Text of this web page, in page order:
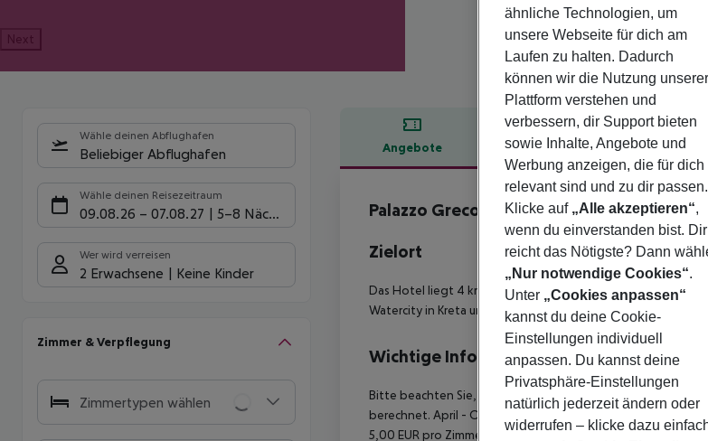
Next
Wähle deinen Abflughafen
Beliebiger Abflughafen
Wähle deinen Reisezeitraum
09.08.26 – 07.08.27 5-8 Nächte
Wer wird verreisen
2 Erwachsene Keine Kinder
Zimmer & Verpflegung
Zimmertypen wählen
Angebote Hotelbeschreibung
Hotelbeschreibung
Palazzo Greco Villas
4
Zielort
Das Hotel liegt 4 km vom Zentrum von Agia Galini,
Watercity in Kreta und 92 km vom Cretaquarium entfernt.
Wichtige Informationen
Bitte beachten Sie, dass in Griechenland eine Klimasteuer
berechnet. April - Oktober: 5-Sterne Hotel: ca. 15,00 EUR
5,00 EUR pro Zimmer/Nacht 1 - 2-Sterne Hotel: ca. 2,00
ähnliche Technologien, um
unsere Webseite für dich am
Laufen zu halten. Dadurch
können wir die Nutzung unserer
Plattform verstehen und
verbessern, dir Support bieten
sowie Inhalte, Angebote und
Werbung anzeigen, die für dich
relevant sind und zu dir passen.
Klicke auf „Alle akzeptieren“,
wenn du einverstanden bist. Dir
reicht das Nötigste? Dann
„Nur notwendige Cookies“.
Unter „Cookies anpassen“
kannst du deine Cookie-
Einstellungen individuell
anpassen. Du kannst deine
Privatsphäre-Einstellungen
natürlich jederzeit ändern oder
widerrufen – klicke dazu